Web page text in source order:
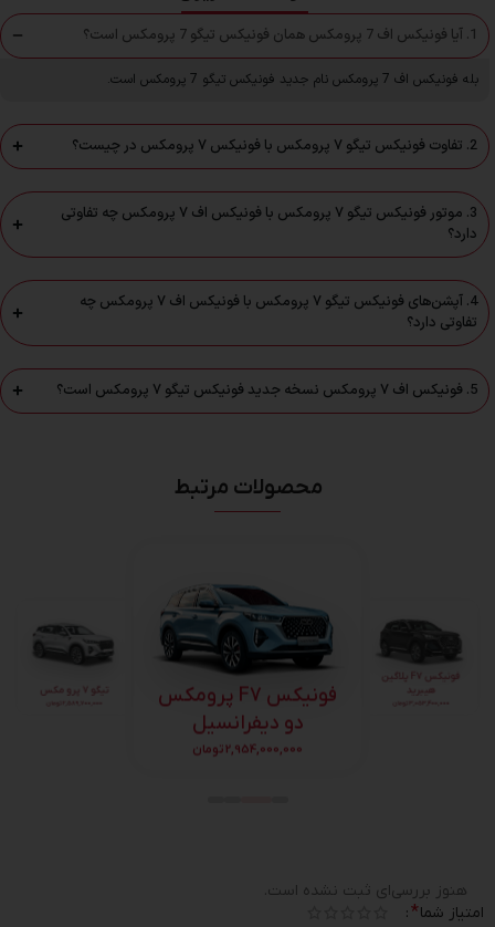
1. آیا فونیکس اف 7 پرومکس همان فونیکس تیگو 7 پرومکس است؟
بله فونیکس اف 7 پرومکس نام جدید فونیکس تیگو 7 پرومکس است.
2. تفاوت فونیکس تیگو ۷ پرومکس با فونیکس ۷ پرومکس در چیست؟
3. موتور فونیکس تیگو ۷ پرومکس با فونیکس اف ۷ پرومکس چه تفاوتی
دارد؟
4. آپشن‌های فونیکس تیگو ۷ پرومکس با فونیکس اف ۷ پرومکس چه
تفاوتی دارد؟
5. فونیکس اف ۷ پرومکس نسخه جدید فونیکس تیگو ۷ پرومکس است؟
محصولات مرتبط
2,301,000,000 تومان
تیگو 7 پرو مکس
2,589,700,000 تومان
فونیکس F7 پرومکس
دو دیفرانسیل
2,954,000,000
هنوز بررسی‌ای ثبت نشده است.
امتیاز شما*